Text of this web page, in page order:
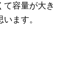
て容量が大き
ます。